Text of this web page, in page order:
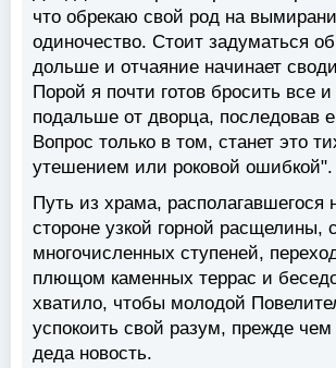
что обрекаю свой род на
одиночество. Стоит задуматься
дольше и отчаяние начинает
Порой я почти готов бросить все
подальше от дворца, последовав
Вопрос только в том, станет это
утешением или роковой ошибкой".
Путь из храма, располагавшегося
стороне узкой горной расщелины,
многочисленных ступеней,
плющом каменных террас и
хватило, чтобы молодой
успокоить свой разум, прежде чем
деда новость.